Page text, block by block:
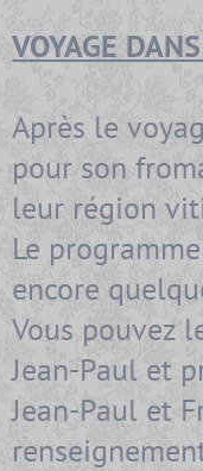
VOYAGE
Après le
pour son
leur région
Le
encore
Vous pouvez
Jean-Paul et
Jean-Paul et